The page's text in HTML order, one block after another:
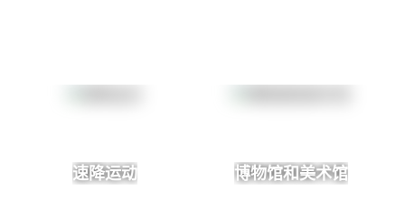
速降运动 博物馆和美术馆